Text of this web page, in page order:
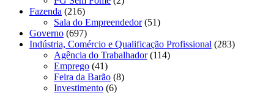
Fazenda (216)
Sala do Empreendedor(51)
Governo (697)
Indústria, Comércio e Qualificação Profissional (283)
Agência do Trabalhador(114)
Emprego (41)
Feira da Barão (8)
Investimento (6)